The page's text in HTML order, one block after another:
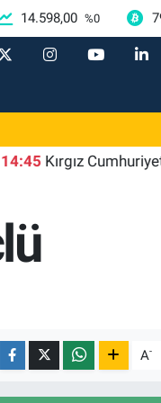
14.598,00 %0
Kırgız Cumhuriyeti
A-